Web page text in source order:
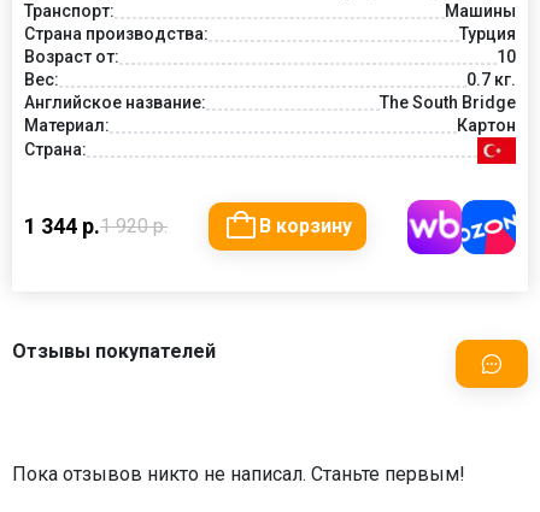
Транспорт:
Машины
Страна производства:
Турция
Возраст от:
10
Вес:
0.7 кг.
Английское название:
The South Bridge
Материал:
Картон
Страна:
1 344 р.1 920 р. В корзину
Отзывы покупателей
Пока отзывов никто не написал. Станьте первым!